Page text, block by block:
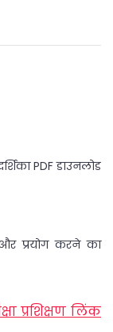
PDF डाउनलोड
और प्रयोग करने का
प्रशिक्षण लिंक